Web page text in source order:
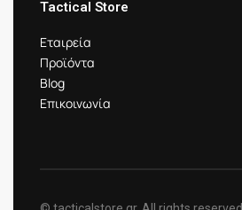
Tactical Store
Εταιρεία
Προϊόντα
Blog
Επικοινωνία